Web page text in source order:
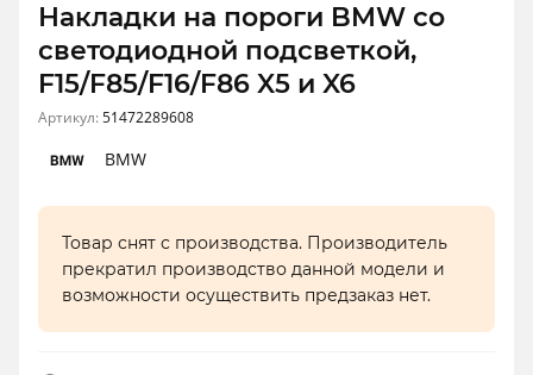
Накладки на пороги BMW со
светодиодной подсветкой,
F15/F85/F16/F86 X5 и X6
Артикул:51472289608
BMW
Товар снят с производства. Производитель
прекратил производство данной модели и
возможности осуществить предзаказ нет.